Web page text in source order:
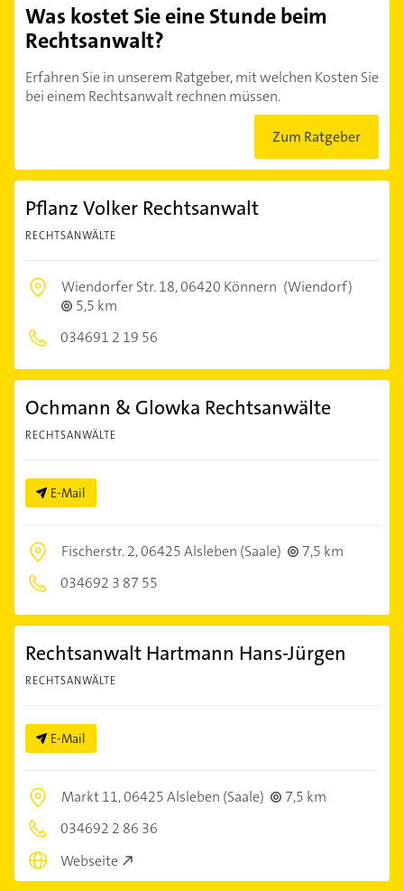
Was kostet Sie eine Stunde beim
Rechtsanwalt?
Erfahren Sie in unserem Ratgeber, mit welchen Kosten Sie
bei einem Rechtsanwalt rechnen müssen.
Zum Ratgeber
Pflanz Volker Rechtsanwalt
RECHTSANWÄLTE
Wiendorfer Str. 18,06420 Könnern (Wiendorf)
5,5 km
034691 2 19 56
Ochmann & Glowka Rechtsanwälte
RECHTSANWÄLTE
E-Mail
Fischerstr. 2,06425 Alsleben (Saale)
7,5 km
034692 3 87 55
Rechtsanwalt Hartmann Hans-Jürgen
RECHTSANWÄLTE
E-Mail
Markt 11,06425 Alsleben (Saale)
7,5 km
034692 2 86 36
Webseite